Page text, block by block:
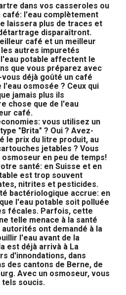
dans vos casseroles ou
café: l'eau complètement
laissera plus de traces et
disparaîtront.
café et un meilleur
autres impuretés
potable affectent le
que vous préparez avec
déjà goûté un café
osmosée ? Ceux qui
jamais plus ils
chose que de l'eau
café.
vous utilisez un
"Brita" ? Oui ? Avez-
le prix du litre produit, au
jetables ? Vous
en peu de temps!
santé: en Suisse et en
est trop souvent
nitrites et pesticides.
bactériologique accrue: en
l'eau potable soit polluée
fécales. Parfois, cette
telle menace à la santé
autorités ont demandé à la
l'eau avant de la
est déjà arrivà à La
d'innondations, dans
des cantons de Berne, de
Avec un osmoseur, vous
tels soucis.